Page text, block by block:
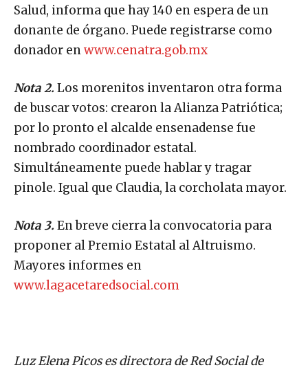
Salud, informa que hay 140 en espera de un
donante de órgano. Puede registrarse como
donador enwww.cenatra.gob.mx
Nota 2. Los morenitos inventaron otra forma
de buscar votos: crearon la Alianza Patriótica;
por lo pronto el alcalde ensenadense fue
nombrado coordinador estatal.
Simultáneamente puede hablar y tragar
pinole. Igual que Claudia, la corcholata mayor.
Nota 3. En breve cierra la convocatoria para
proponer al Premio Estatal al Altruismo.
Mayores informes en
www.lagacetaredsocial.com
Luz Elena Picos es directora de Red Social de